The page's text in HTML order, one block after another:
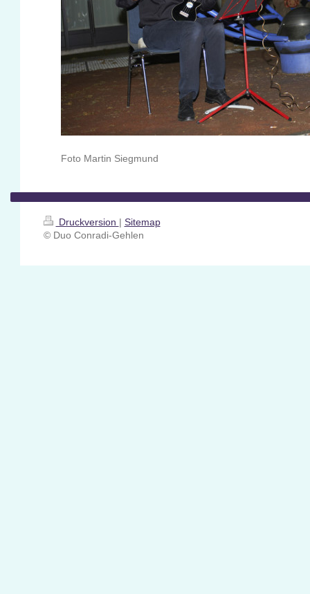
Foto Martin Siegmund
Druckversion | Sitemap
© Duo Conradi-Gehlen